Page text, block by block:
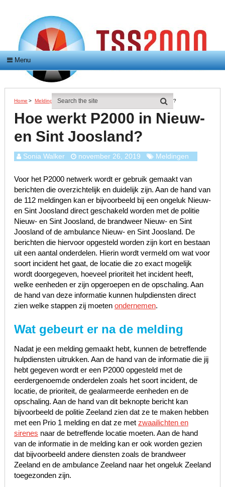
Menu
Home > Meldingen > Hoe Werkt P2000 In Nieuw- En Sint Joosland?
Hoe werkt P2000 in Nieuw-
en Sint Joosland?
Sonia Walker november 26, 2019 Meldingen
Voor het P2000 netwerk wordt er gebruik gemaakt van
berichten die overzichtelijk en duidelijk zijn. Aan de hand van
de 112 meldingen kan er bijvoorbeeld bij een ongeluk Nieuw-
en Sint Joosland direct geschakeld worden met de politie
Nieuw- en Sint Joosland, de brandweer Nieuw- en Sint
Joosland of de ambulance Nieuw- en Sint Joosland. De
berichten die hiervoor opgesteld worden zijn kort en bestaan
uit een aantal onderdelen. Hierin wordt vermeld om wat voor
soort incident het gaat, de locatie die zo exact mogelijk
wordt doorgegeven, hoeveel prioriteit het incident heeft,
welke eenheden er zijn opgeroepen en de opschaling. Aan
de hand van deze informatie kunnen hulpdiensten direct
zien welke stappen zij moeten ondernemen.
Wat gebeurt er na de melding
Nadat je een melding gemaakt hebt, kunnen de betreffende
hulpdiensten uitrukken. Aan de hand van de informatie die jij
hebt gegeven wordt er een P2000 opgesteld met de
eerdergenoemde onderdelen zoals het soort incident, de
locatie, de prioriteit, de gealarmeerde eenheden en de
opschaling. Aan de hand van dit beknopte bericht kan
bijvoorbeeld de politie Zeeland zien dat ze te maken hebben
met een Prio 1 melding en dat ze met zwaailichten en
sirenes naar de betreffende locatie moeten. Aan de hand
van de informatie in de melding kan er ook worden gezien
dat bijvoorbeeld andere diensten zoals de brandweer
Zeeland en de ambulance Zeeland naar het ongeluk Zeeland
toegezonden zijn.